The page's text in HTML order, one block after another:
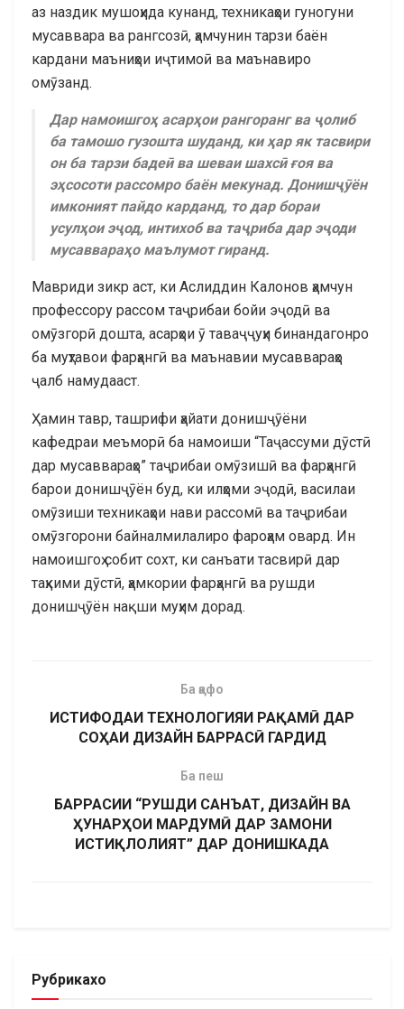
аз наздик мушоҳида кунанд, техникаҳои гуногуни
мусаввара ва рангсозӣ, ҳамчунин тарзи баён
кардани маъниҳои иҷтимоӣ ва маънавиро
омӯзанд.
Дар намоишгоҳ асарҳои рангоранг ва ҷолиб
ба тамошо гузошта шуданд, ки ҳар як тасвири
он ба тарзи бадеӣ ва шеваи шахсӣ ғоя ва
эҳсосоти рассомро баён мекунад. Донишҷӯён
имконият пайдо карданд, то дар бораи
усулҳои эҷод, интихоб ва таҷриба дар эҷоди
мусаввараҳо маълумот гиранд.
Мавриди зикр аст, ки Аслиддин Калонов ҳамчун
профессору рассом таҷрибаи бойи эҷодӣ ва
омӯзгорӣ дошта, асарҳои ӯ таваҷҷуҳи бинандагонро
ба муҳтавои фарҳангӣ ва маънавии мусаввараҳо
ҷалб намудааст.
Ҳамин тавр, ташрифи ҳайати донишҷӯёни
кафедраи меъморӣ ба намоиши “Таҷассуми дӯстӣ
дар мусаввараҳо” таҷрибаи омӯзишӣ ва фарҳангӣ
барои донишҷӯён буд, ки илҳоми эҷодӣ, василаи
омӯзиши техникаҳои нави рассомӣ ва таҷрибаи
омӯзгорони байналмилалиро фароҳам овард. Ин
намоишгоҳ собит сохт, ки санъати тасвирӣ дар
таҳкими дӯстӣ, ҳамкории фарҳангӣ ва рушди
донишҷӯён нақши муҳим дорад.
Ба қафо
ИСТИФОДАИ ТЕХНОЛОГИЯИ РАҚАМӢ ДАР
СОҲАИ ДИЗАЙН БАРРАСӢ ГАРДИД
Ба пеш
БАРРАСИИ “РУШДИ САНЪАТ, ДИЗАЙН ВА
ҲУНАРҲОИ МАРДУМӢ ДАР ЗАМОНИ
ИСТИҚЛОЛИЯТ” ДАР ДОНИШКАДА
Рубрикахо